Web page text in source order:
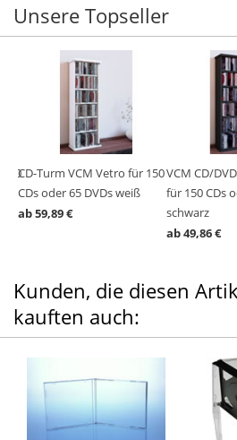
Unsere Topseller
CD-Turm VCM Vetro für 150
CDs oder 65 DVDs weiß
ab 59,89 €
VCM CD/
für 150 CDs
schwarz
ab 49,86 €
150
Kunden, die diesen
kauften auch: